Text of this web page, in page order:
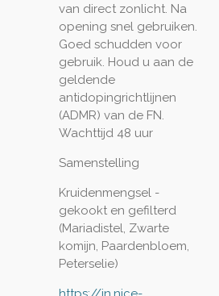
van direct zonlicht. Na
opening snel gebruiken.
Goed schudden voor
gebruik. Houd u aan de
geldende
antidopingrichtlijnen
(ADMR) van de FN.
Wachttijd 48 uur
Samenstelling
Kruidenmengsel -
gekookt en gefilterd
(Mariadistel, Zwarte
komijn, Paardenbloem,
Peterselie)